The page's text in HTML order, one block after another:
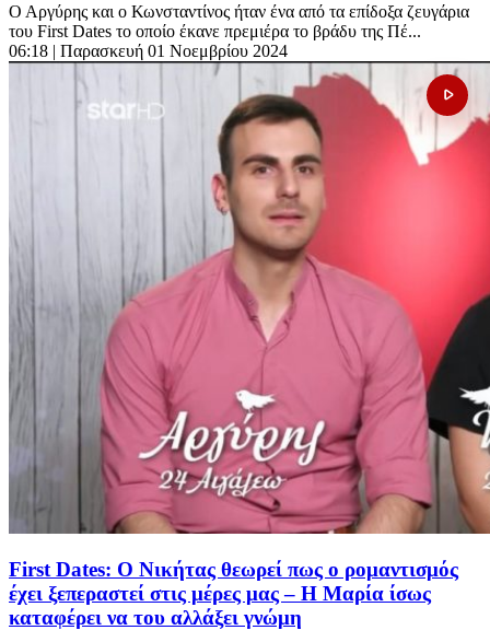
Ο Αργύρης και ο Κωνσταντίνος ήταν ένα από τα επίδοξα ζευγάρια
του First Dates το οποίο έκανε πρεμιέρα το βράδυ της Πέ...
06:18 | Παρασκευή 01 Νοεμβρίου 2024
First Dates: Ο Νικήτας θεωρεί πως ο ρομαντισμός
έχει ξεπεραστεί στις μέρες μας – Η Μαρία ίσως
καταφέρει να του αλλάξει γνώμη